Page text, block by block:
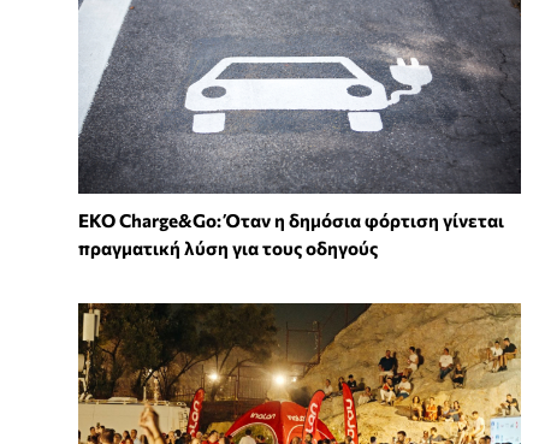
EKO Charge&Go: Όταν η δημόσια φόρτιση γίνεται
πραγματική λύση για τους οδηγούς